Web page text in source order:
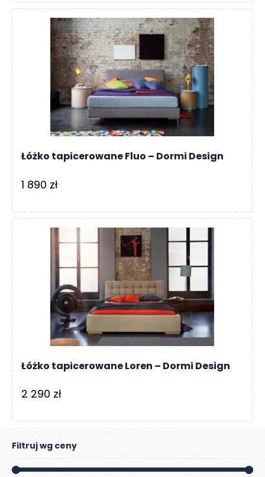
Łóżko tapicerowane Fluo – Dormi Design
1 890 zł
Łóżko tapicerowane Loren – Dormi Design
2 290 zł
Filtruj wg ceny